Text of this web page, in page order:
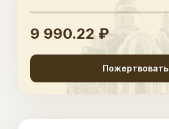
9 990.22 ₽
Пожертвовать